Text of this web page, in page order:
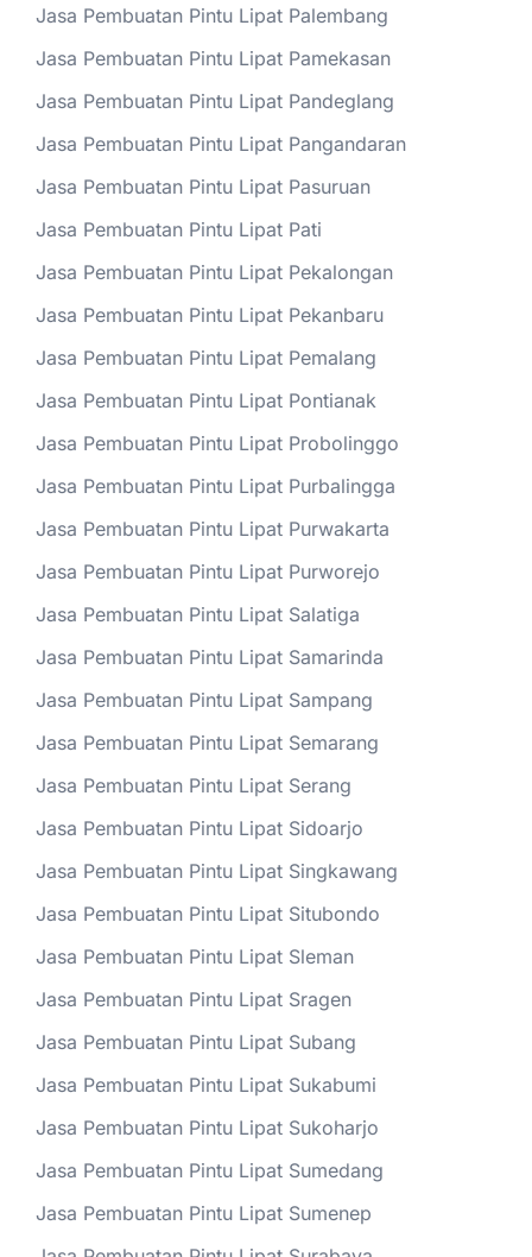
Jasa Pembuatan Pintu Lipat Palembang
Jasa Pembuatan Pintu Lipat Pamekasan
Jasa Pembuatan Pintu Lipat Pandeglang
Jasa Pembuatan Pintu Lipat Pangandaran
Jasa Pembuatan Pintu Lipat Pasuruan
Jasa Pembuatan Pintu Lipat Pati
Jasa Pembuatan Pintu Lipat Pekalongan
Jasa Pembuatan Pintu Lipat Pekanbaru
Jasa Pembuatan Pintu Lipat Pemalang
Jasa Pembuatan Pintu Lipat Pontianak
Jasa Pembuatan Pintu Lipat Probolinggo
Jasa Pembuatan Pintu Lipat Purbalingga
Jasa Pembuatan Pintu Lipat Purwakarta
Jasa Pembuatan Pintu Lipat Purworejo
Jasa Pembuatan Pintu Lipat Salatiga
Jasa Pembuatan Pintu Lipat Samarinda
Jasa Pembuatan Pintu Lipat Sampang
Jasa Pembuatan Pintu Lipat Semarang
Jasa Pembuatan Pintu Lipat Serang
Jasa Pembuatan Pintu Lipat Sidoarjo
Jasa Pembuatan Pintu Lipat Singkawang
Jasa Pembuatan Pintu Lipat Situbondo
Jasa Pembuatan Pintu Lipat Sleman
Jasa Pembuatan Pintu Lipat Sragen
Jasa Pembuatan Pintu Lipat Subang
Jasa Pembuatan Pintu Lipat Sukabumi
Jasa Pembuatan Pintu Lipat Sukoharjo
Jasa Pembuatan Pintu Lipat Sumedang
Jasa Pembuatan Pintu Lipat Sumenep